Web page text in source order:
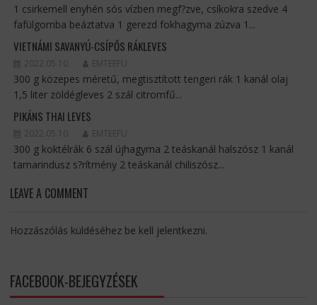
1 csirkemell enyhén sós vízben megf?zve, csíkokra szedve 4
fafülgomba beáztatva 1 gerezd fokhagyma zúzva 1...
VIETNÁMI SAVANYÚ-CSÍPŐS RÁKLEVES
2022.05.10. EMTEEFU
300 g közepes méretű, megtisztított tengeri rák 1 kanál olaj
1,5 liter zöldégleves 2 szál citromfű...
PIKÁNS THAI LEVES
2022.05.10. EMTEEFU
300 g koktélrák 6 szál újhagyma 2 teáskanál halszósz 1 kanál
tamarindusz s?rítmény 2 teáskanál chiliszósz...
LEAVE A COMMENT
Hozzászólás küldéséhez be kell jelentkezni.
FACEBOOK-BEJEGYZÉSEK